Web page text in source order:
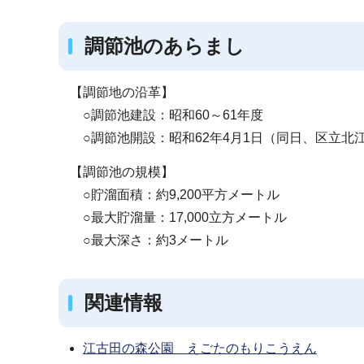
調節池のあらまし
【調節地の沿革】
○調節池建設：昭和60～61年度
○調節池開設：昭和62年4月1日（同日、区立北
【調節池の規模】
○貯溜面積：約9,200平方メートル
○最大貯溜量：17,000立方メートル
○最大深さ：約3メートル
関連情報
江古田の森公園 えごたのもりこうえん